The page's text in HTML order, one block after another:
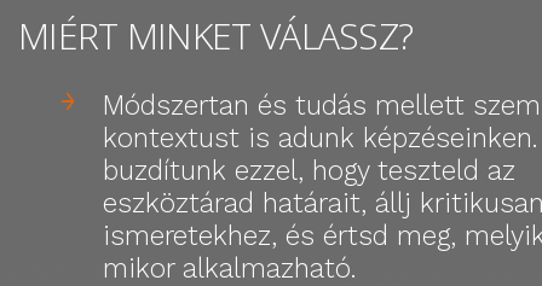
MIÉRT MINKET VÁLASSZ?
Módszertan és tudás mellett
kontextust is adunk képzéseinken.
buzdítunk ezzel, hogy teszteld az
eszköztárad határait, állj
ismeretekhez, és értsd meg,
mikor alkalmazható.